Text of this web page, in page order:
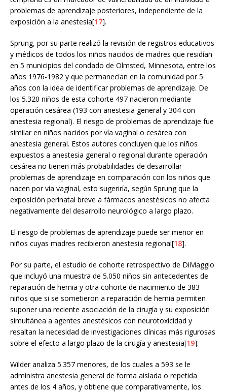
problemas de aprendizaje posteriores, independiente de la
exposición a la anestesia[17].
Sprung, por su parte realizó la revisión de registros educativos
y médicos de todos los niños nacidos de madres que residían
en 5 municipios del condado de Olmsted, Minnesota, entre los
años 1976-1982 y que permanecían en la comunidad por 5
años con la idea de identificar problemas de aprendizaje. De
los 5.320 niños de esta cohorte 497 nacieron mediante
operación cesárea (193 con anestesia general y 304 con
anestesia regional). El riesgo de problemas de aprendizaje fue
similar en niños nacidos por vía vaginal o cesárea con
anestesia general. Estos autores concluyen que los niños
expuestos a anestesia general o regional durante operación
cesárea no tienen más probabilidades de desarrollar
problemas de aprendizaje en comparación con los niños que
nacen por vía vaginal, esto sugeriría, según Sprung que la
exposición perinatal breve a fármacos anestésicos no afecta
negativamente del desarrollo neurológico a largo plazo.
El riesgo de problemas de aprendizaje puede ser menor en
niños cuyas madres recibieron anestesia regional[18].
Por su parte, el estudio de cohorte retrospectivo de DiMaggio
que incluyó una muestra de 5.050 niños sin antecedentes de
reparación de hernia y otra cohorte de nacimiento de 383
niños que si se sometieron a reparación de hernia permiten
suponer una reciente asociación de la cirugía y su exposición
simultánea a agentes anestésicos con neurotoxicidad y
resaltan la necesidad de investigaciones clínicas más rigurosas
sobre el efecto a largo plazo de la cirugía y anestesia[19].
Wilder analiza 5.357 menores, de los cuales a 593 se le
administra anestesia general de forma aislada o repetida
antes de los 4 años, y obtiene que comparativamente, los